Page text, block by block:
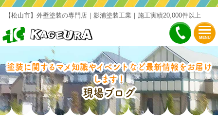
MENU
【松山市】外壁塗装の専門店｜影浦塗装工業｜施工実績20,000件以上
塗装に関するマメ知識やイベントなど最新情報をお届け
します！
現場ブログ